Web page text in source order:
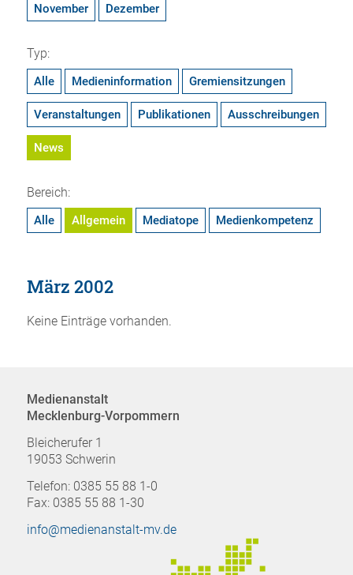
November Dezember
Typ:
Alle Medieninformation Gremiensitzungen
Veranstaltungen Publikationen Ausschreibungen
News
Bereich:
Alle Allgemein Mediatope Medienkompetenz
März 2002
Keine Einträge vorhanden.
Medienanstalt
Mecklenburg-Vorpommern
Bleicherufer 1
19053 Schwerin
Telefon: 0385 55 88 1-0
Fax: 0385 55 88 1-30
info@medienanstalt-mv.de